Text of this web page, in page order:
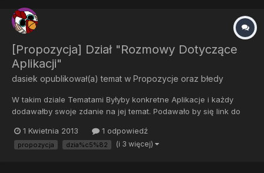
[Propozycja] Dział "Rozmowy Dotyczące
Aplikacji"
dasiek opublikował(a) temat w Propozycje oraz błedy
W takim dziale Tematami Byłyby konkretne Aplikacje i każdy
dodawałby swoje zdanie na jej temat. Podawało by się link do
na to?
1 Kwietnia 2013 1 odpowiedź
propozycja dzia%c5%82 (i 3 więcej)